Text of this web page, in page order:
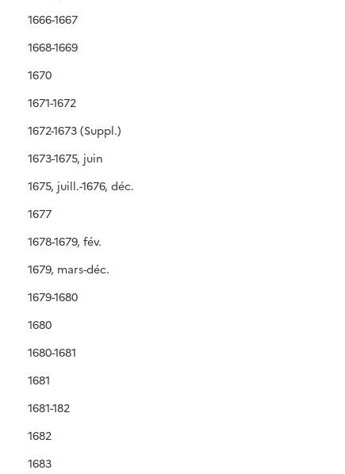
1666-1667
1668-1669
1670
1671-1672
1672-1673 (Suppl.)
1673-1675, juin
1675, juill.-1676, déc.
1677
1678-1679, fév.
1679, mars-déc.
1679-1680
1680
1680-1681
1681
1681-182
1682
1683